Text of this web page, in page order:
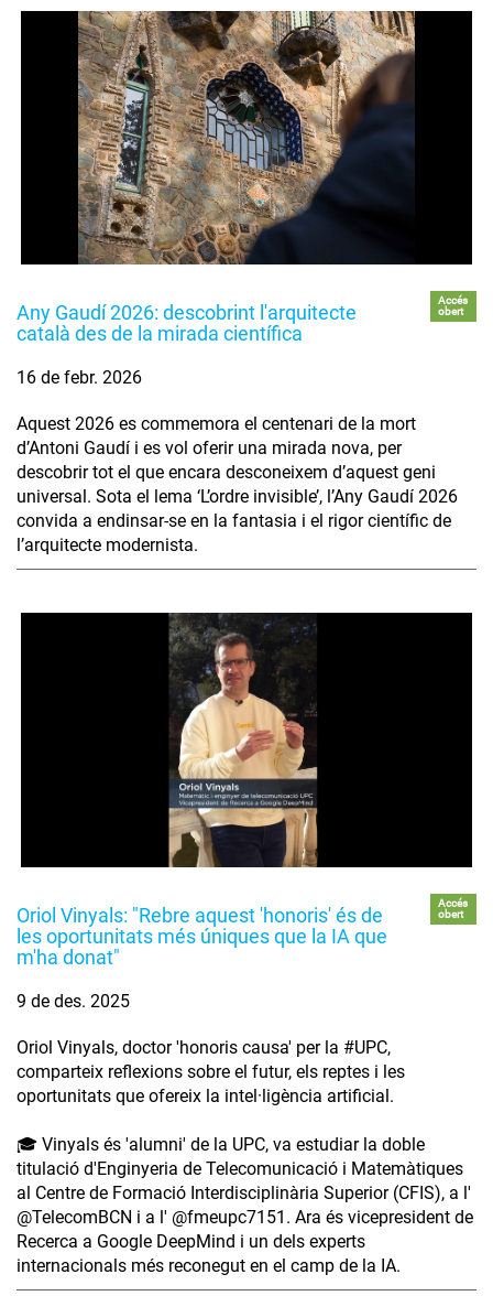
Any Gaudí 2026: descobrint l'arquitecte
català des de la mirada científica
Accés
obert
16 de febr. 2026
Aquest 2026 es commemora el centenari de la mort
d’Antoni Gaudí i es vol oferir una mirada nova, per
descobrir tot el que encara desconeixem d’aquest geni
universal. Sota el lema ‘L’ordre invisible’, l’Any Gaudí 2026
convida a endinsar-se en la fantasia i el rigor científic de
l’arquitecte modernista.
Oriol Vinyals: "Rebre aquest 'honoris' és de
les oportunitats més úniques que la IA que
m'ha donat"
Accés
obert
9 de des. 2025
Oriol Vinyals, doctor 'honoris causa' per la #UPC,
comparteix reflexions sobre el futur, els reptes i les
oportunitats que ofereix la intel·ligència artificial.
🎓 Vinyals és 'alumni' de la UPC, va estudiar la doble
titulació d'Enginyeria de Telecomunicació i Matemàtiques
al Centre de Formació Interdisciplinària Superior (CFIS), a l'
‪@TelecomBCN‬ i a l' ‪@fmeupc7151‬. Ara és vicepresident de
Recerca a Google DeepMind i un dels experts
internacionals més reconegut en el camp de la IA.